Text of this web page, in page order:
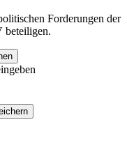
Forderungen der
beteiligen.